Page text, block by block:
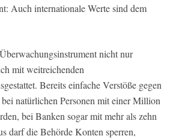
Auch internationale Werte sind dem
nicht nur
mit weitreichenden
Bereits einfache Verstöße gegen
natürlichen Personen mit einer Million
bei Banken sogar mit mehr als zehn
darf die Behörde Konten sperren,